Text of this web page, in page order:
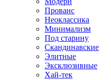
Прованс
Неоклассика
Минимализм
Под старину
Скандинавские
Элитные
Эксклюзивные
Хай-тек